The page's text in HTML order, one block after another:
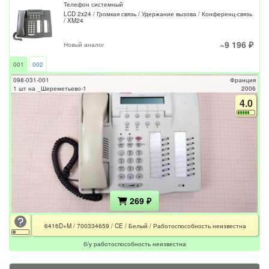
Телефон системный
LCD 2x24 / Громкая связь / Удержание вызова / Конференц-связь
/ XM24
Новый аналог ~9 196 ₽
001
002
098-031-001
1 шт на _Шереметьево-1
Франция
2006
4.0
269 ₽
6416D+M / 700334659 / CE / Белый / Работоспособность неизвестна
б/у работоспособность неизвестна